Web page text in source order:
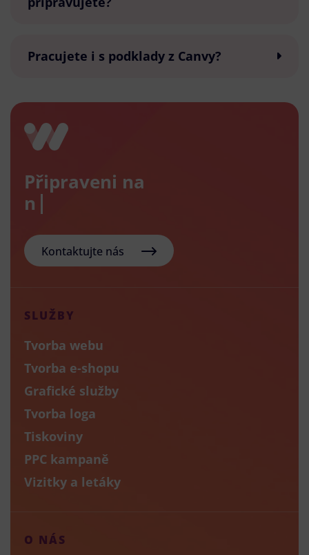
Pracujete i s podklady z Canvy?
Připraveni na
nový
Kontaktujte nás
SLUŽBY
Tvorba webu
Tvorba e-shopu
Grafické služby
Tvorba loga
Tiskoviny
PPC kampaně
Vizitky a letáky
O NÁS